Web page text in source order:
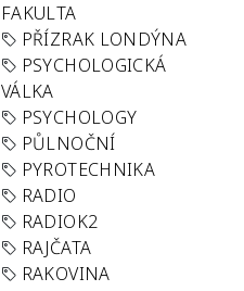
FAKULTA
PŘÍZRAK LONDÝNA
PSYCHOLOGICKÁ
VÁLKA
PSYCHOLOGY
PŮLNOČNÍ
PYROTECHNIKA
RADIO
RADIOK2
RAJČATA
RAKOVINA